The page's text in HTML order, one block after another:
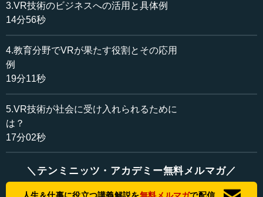
VRの技術そのものに関しては、今まで話してきましたよ
うに、一定のめどがついてきたという状況だろうと思いま
す。やっと動くようになったという状況ではなく、ある程
度のクオリティのあるシステムがすでにリーズナブルなコ
ストで利用可能だという状況にはなってきたということで
す。
そして、まさにこれから大胆に始まろうとしているの
は、VRの技術をどうやって社会実装していくかというとこ
ろでしょう。ですから、シリーズ1話目の最初の方で
います。
3.VR技術のビジネスへの活用と具体例
14分56秒
4.教育分野でVRが果たす役割とその応用
例
19分11秒
5.VR技術が社会に受け入れられるために
は？
17分02秒
＼テンミニッツ・アカデミー無料メルマガ／